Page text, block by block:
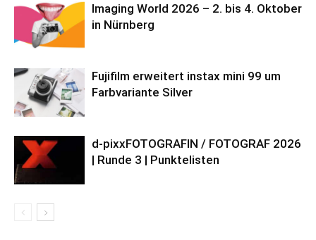
Imaging World 2026 – 2. bis 4. Oktober
in Nürnberg
Fujifilm erweitert instax mini 99 um
Farbvariante Silver
d-pixxFOTOGRAFIN / FOTOGRAF 2026
| Runde 3 | Punktelisten